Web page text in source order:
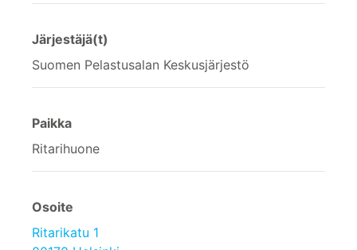
Järjestäjä(t)
Suomen Pelastusalan Keskusjärjestö
Paikka
Ritarihuone
Osoite
Ritarikatu 1